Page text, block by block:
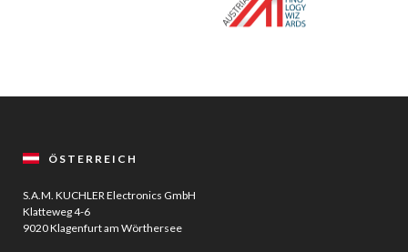
ÖSTERREICH
S.A.M. KUCHLER Electronics GmbH
Klatteweg 4-6
9020 Klagenfurt am Wörthersee